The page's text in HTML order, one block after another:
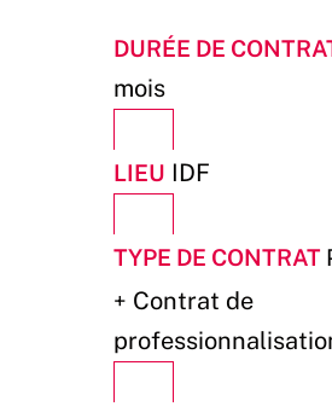
Durée de
mois
Lieu IDF
Type de contrat
+ Contrat de